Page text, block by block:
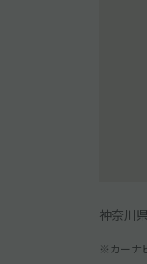
神奈川
※カーナ